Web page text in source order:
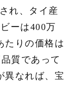
れ、タイ産
ーは400万
たりの価格は
質であって
異なれば、宝